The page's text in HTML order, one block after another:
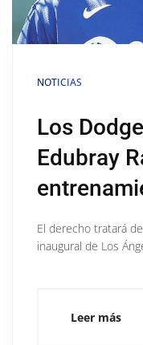
NOTICIAS
Los
Edubray
El derecho tratará
inaugural de Los
Leer más